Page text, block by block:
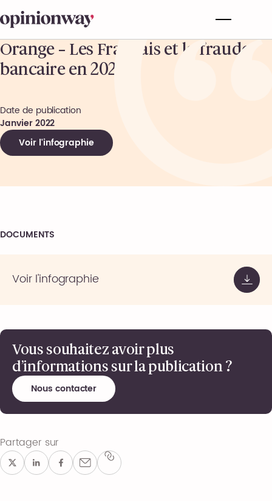
Orange – Les Français et la fraude
bancaire en 2022
Date de publication
Janvier 2022
Voir l'infographie
DOCUMENTS
Voir l'infographie
Vous souhaitez avoir plus
d’informations sur la publication ?
Nous contacter
Partager sur